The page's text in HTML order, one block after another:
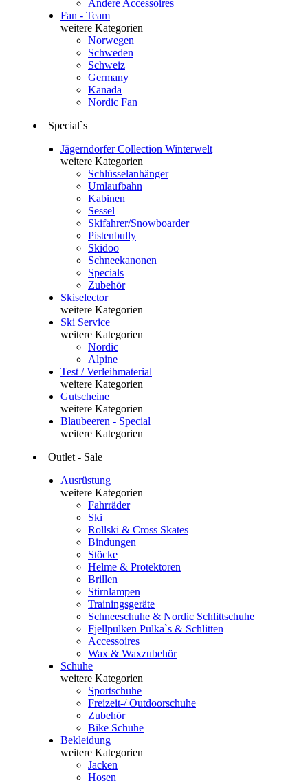
Andere Accessoires
Fan - Team
weitere Kategorien
Norwegen
Schweden
Schweiz
Germany
Kanada
Nordic Fan
Special`s
Jägerndorfer Collection Winterwelt
weitere Kategorien
Schlüsselanhänger
Umlaufbahn
Kabinen
Sessel
Skifahrer/Snowboarder
Pistenbully
Skidoo
Schneekanonen
Specials
Zubehör
Skiselector
weitere Kategorien
Ski Service
weitere Kategorien
Nordic
Alpine
Test / Verleihmaterial
weitere Kategorien
Gutscheine
weitere Kategorien
Blaubeeren - Special
weitere Kategorien
Outlet - Sale
Ausrüstung
weitere Kategorien
Fahrräder
Ski
Rollski & Cross Skates
Bindungen
Stöcke
Helme & Protektoren
Brillen
Stirnlampen
Trainingsgeräte
Schneeschuhe & Nordic Schlittschuhe
Fjellpulken Pulka`s & Schlitten
Accessoires
Wax & Waxzubehör
Schuhe
weitere Kategorien
Sportschuhe
Freizeit-/ Outdoorschuhe
Zubehör
Bike Schuhe
Bekleidung
weitere Kategorien
Jacken
Hosen